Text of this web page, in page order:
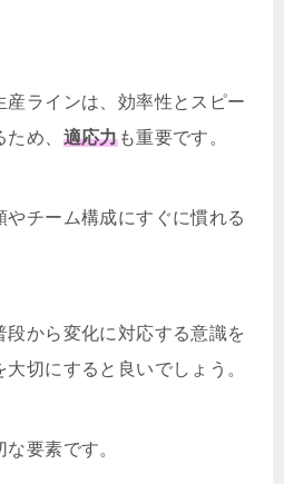
産ラインは、効率性とスピー
め、 適応力も重要です。
チーム構成にすぐに慣れる
段から変化に対応する意識を
切にすると良いでしょう。
要素です。